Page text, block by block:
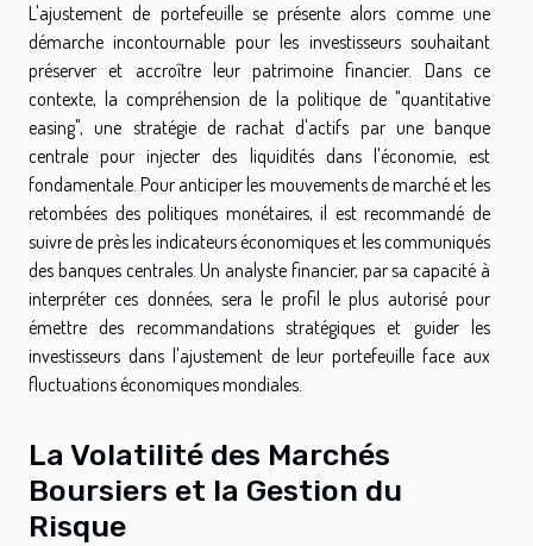
L'ajustement de portefeuille se présente alors comme une
démarche incontournable pour les investisseurs souhaitant
préserver et accroître leur patrimoine financier. Dans ce
contexte, la compréhension de la politique de "quantitative
easing", une stratégie de rachat d'actifs par une banque
centrale pour injecter des liquidités dans l'économie, est
fondamentale. Pour anticiper les mouvements de marché et les
retombées des politiques monétaires, il est recommandé de
suivre de près les indicateurs économiques et les communiqués
des banques centrales. Un analyste financier, par sa capacité à
interpréter ces données, sera le profil le plus autorisé pour
émettre des recommandations stratégiques et guider les
investisseurs dans l'ajustement de leur portefeuille face aux
fluctuations économiques mondiales.
La Volatilité des Marchés
Boursiers et la Gestion du
Risque